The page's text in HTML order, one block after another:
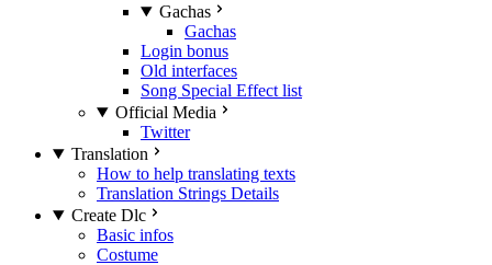
Gachas
Gachas
Login bonus
Old interfaces
Song Special Effect list
Official Media
Twitter
Translation
How to help translating texts
Translation Strings Details
Create Dlc
Basic infos
Costume